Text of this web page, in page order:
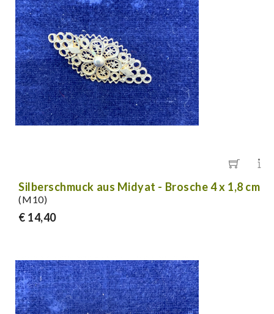
Silberschmuck aus Midyat - Brosche 4 x 1,8 cm
(M10)
€ 14,40